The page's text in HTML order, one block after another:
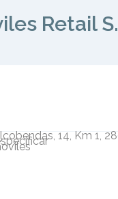
Retail
14, Km 1,